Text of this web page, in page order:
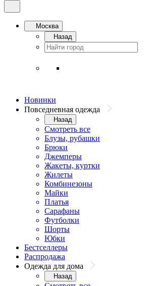
Москва
Назад
Новинки
Повседневная одежда
Назад
Смотреть все
Блузы, рубашки
Брюки
Джемперы
Жакеты, куртки
Жилеты
Комбинезоны
Майки
Платья
Сарафаны
Футболки
Шорты
Юбки
Бестселлеры
Распродажа
Одежда для дома
Назад